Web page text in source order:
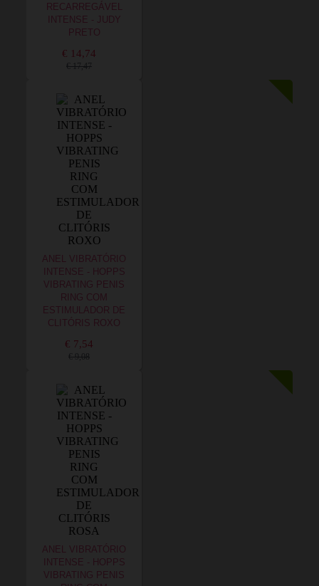
RECARREGÁVEL
INTENSE - JUDY
PRETO
€ 14,74
€ 17,47
ANEL VIBRATÓRIO
INTENSE - HOPPS
VIBRATING PENIS
RING COM
ESTIMULADOR DE
CLITÓRIS ROXO
€ 7,54
€ 9,08
ANEL VIBRATÓRIO
INTENSE - HOPPS
VIBRATING PENIS